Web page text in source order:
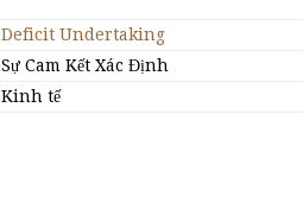
Deficit Undertaking
Sự Cam Kết Xác Định
Kinh tế